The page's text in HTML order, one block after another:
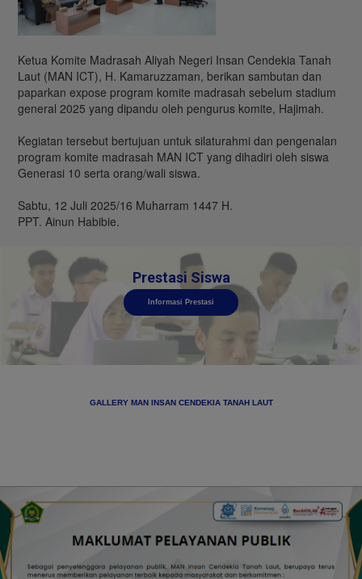
Ketua Komite Madrasah Aliyah Negeri Insan Cendekia Tanah
Laut (MAN ICT), H. Kamaruzzaman, berikan sambutan dan
paparkan expose program komite madrasah sebelum stadium
general 2025 yang dipandu oleh pengurus komite, Hajimah.
Kegiatan tersebut bertujuan untuk silaturahmi dan pengenalan
program komite madrasah MAN ICT yang dihadiri oleh siswa
Generasi 10 serta orang/wali siswa.
Sabtu, 12 Juli 2025/16 Muharram 1447 H.
PPT. Ainun Habibie.
Prestasi Siswa
Informasi Prestasi
GALLERY MAN INSAN CENDEKIA TANAH LAUT